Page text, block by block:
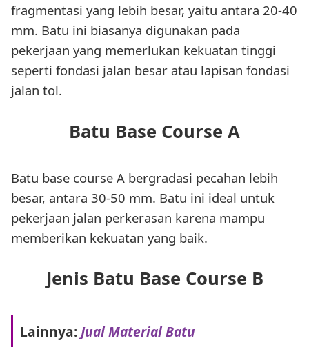
fragmentasi yang lebih besar, yaitu antara 20-40
mm. Batu ini biasanya digunakan pada
pekerjaan yang memerlukan kekuatan tinggi
seperti fondasi jalan besar atau lapisan fondasi
jalan tol.
Batu Base Course A
Batu base course A bergradasi pecahan lebih
besar, antara 30-50 mm. Batu ini ideal untuk
pekerjaan jalan perkerasan karena mampu
memberikan kekuatan yang baik.
Jenis Batu Base Course B
Lainnya:Jual Material Batu